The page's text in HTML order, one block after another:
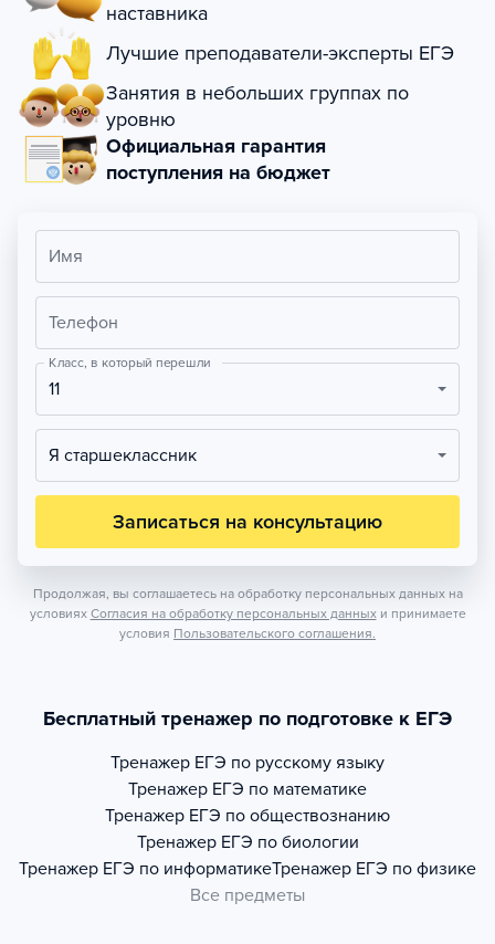
наставника
Лучшие преподаватели-эксперты ЕГЭ
Занятия в небольших группах по
уровню
Официальная гарантия
поступления на бюджет
Имя
Телефон
Класс, в который перешли
11
Я старшеклассник
Записаться на консультацию
Продолжая, вы соглашаетесь на обработку персональных данных на
условиях Согласия на обработку персональных данных и принимаете
условия Пользовательского соглашения.
Бесплатный тренажер по подготовке к ЕГЭ
Тренажер ЕГЭ по русскому языку
Тренажер ЕГЭ по математике
Тренажер ЕГЭ по обществознанию
Тренажер ЕГЭ по биологии
Тренажер ЕГЭ по информатикеТренажер ЕГЭ по физике
Все предметы